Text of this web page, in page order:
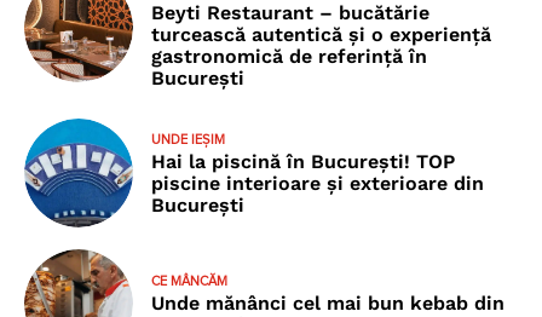
Beyti Restaurant – bucătărie
turcească autentică și o experiență
gastronomică de referință în
București
UNDE IEȘIM
Hai la piscină în București! TOP
piscine interioare și exterioare din
București
CE MÂNCĂM
Unde mănânci cel mai bun kebab din